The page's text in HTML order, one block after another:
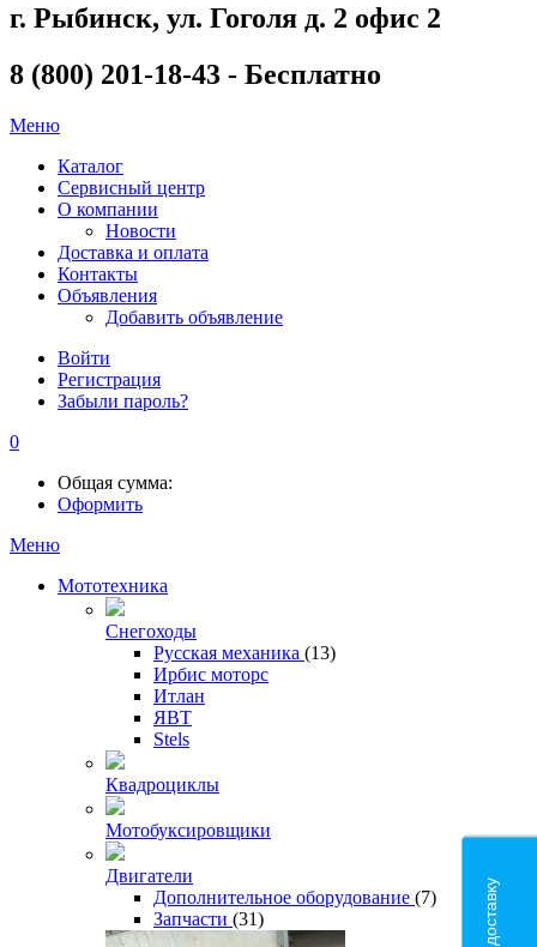
г. Рыбинск, ул. Гоголя д. 2 офис 2
8 (800) 201-18-43 - Бесплатно
Меню
Каталог
Сервисный центр
О компании
Новости
Доставка и оплата
Контакты
Объявления
Добавить объявление
Войти
Регистрация
Забыли пароль?
0
Общая сумма:
Оформить
Меню
Мототехника
Снегоходы
Русская механика (13)
Ирбис моторс
Итлан
ЯВТ
Stels
Квадроциклы
Мотобуксировщики
Двигатели
Дополнительное оборудование (7)
Запчасти (31)